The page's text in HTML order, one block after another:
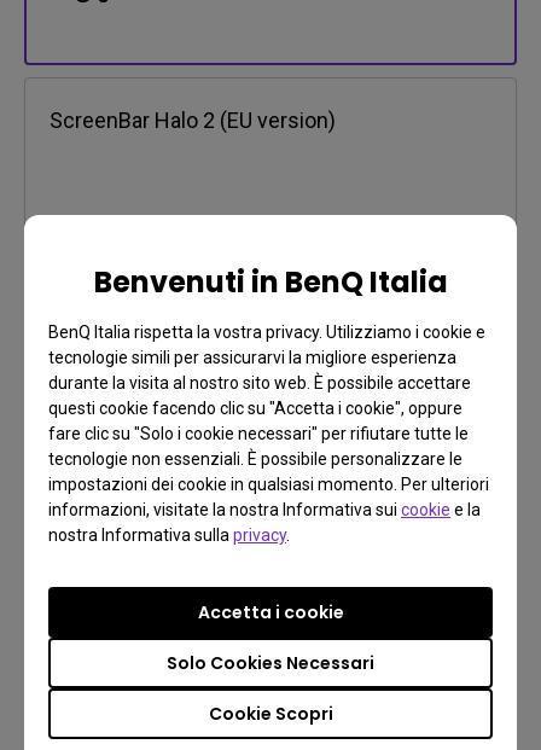
Benvenuti in BenQ Italia
BenQ Italia rispetta la vostra privacy. Utilizziamo i cookie e
tecnologie simili per assicurarvi la migliore esperienza
durante la visita al nostro sito web. È possibile accettare
questi cookie facendo clic su "Accetta i cookie", oppure
fare clic su "Solo i cookie necessari" per rifiutare tutte le
tecnologie non essenziali. È possibile personalizzare le
impostazioni dei cookie in qualsiasi momento. Per ulteriori
informazioni, visitate la nostra Informativa sui cookie e la
nostra Informativa sulla privacy.
Cookie Scopri
Solo Cookies Necessari
Accetta i cookie
ScreenBar Halo 2 (EU version)
Pagamento
Ulteriori informazioni
Carta di Credito, Seleziona Metodo di Pagamento Locale
Spedizione gratuita su tutti gli ordini sopra €99
Offriamo una garanzia limitata di 2 anni dal momento
dell'acquisto (esclusi prodotti ricondizionati, e altri